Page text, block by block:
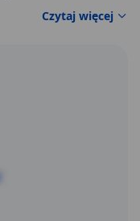
Czytaj więcej